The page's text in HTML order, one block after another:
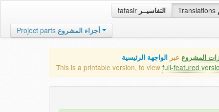
tafasir التفاسيــر Translations
Project parts أجزاء المشروع
المشروع عبر الواجهة الرئيسية
This is a printable version, to view full-featured